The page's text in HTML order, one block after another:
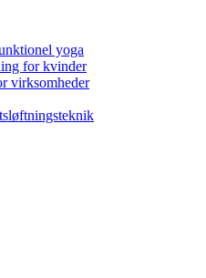
yoga
for kvinder
virksomheder